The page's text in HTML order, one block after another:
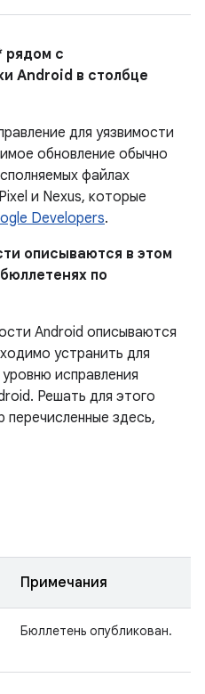
рядом с
Android в столбце
для уязвимости
обновление обычно
файлах
и Nexus, которые
Developers.
описываются в этом
по
Android описываются
устранить для
исправления
Решать для этого
перечисленные здесь,
Примечания
Бюллетень опубликован.